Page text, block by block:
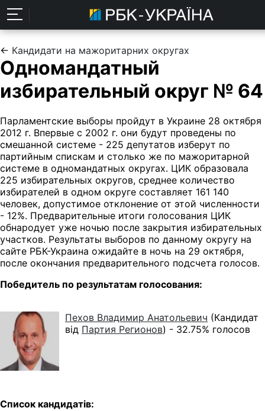
← Кандидати на мажоритарних округах
Одномандатный
избирательный округ № 64
Парламентские выборы пройдут в Украине 28 октября
2012 г. Впервые с 2002 г. они будут проведены по
смешанной системе - 225 депутатов изберут по
партийным спискам и столько же по мажоритарной
системе в одномандатных округах. ЦИК образовала
225 избирательных округов, среднее количество
избирателей в одном округе составляет 161 140
человек, допустимое отклонение от этой численности
- 12%. Предварительные итоги голосования ЦИК
обнародует уже ночью после закрытия избирательных
участков. Результаты выборов по данному округу на
сайте РБК-Украина ожидайте в ночь на 29 октября,
после окончания предварительного подсчета голосов.
Победитель по результатам голосования:
Пехов Владимир Анатольевич (Кандидат
від Партия Регионов) - 32.75% голосов
Список кандидатів: